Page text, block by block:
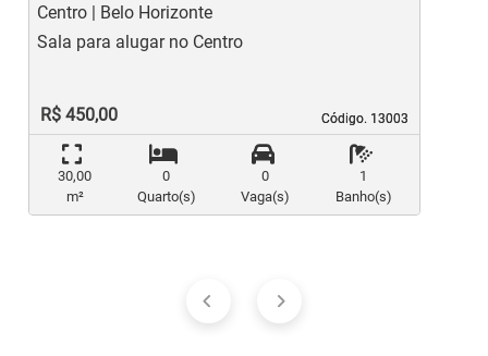
Centro | Belo Horizonte
Código. 13003
Código. 13003
Sala para alugar no Centro
R$ 450,00
30,00
m²
0
Quarto(s)
0
Vaga(s)
1
Banho(s)